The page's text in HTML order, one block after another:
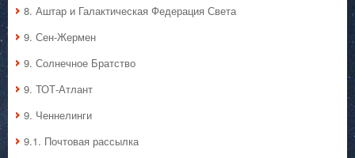
8. Аштар и Галактическая Федерация Света
9. Сен-Жермен
9. Солнечное Братство
9. ТОТ-Атлант
9. Ченнелинги
9.1. Почтовая рассылка